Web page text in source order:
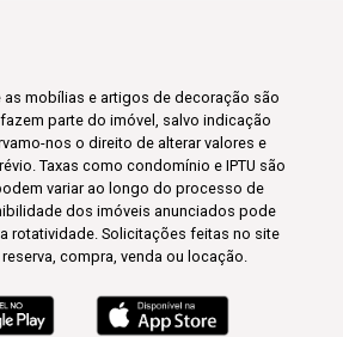
as mobílias e artigos de decoração são
parte do imóvel, salvo indicação
nos o direito de alterar valores e
Taxas como condomínio e IPTU são
variar ao longo do processo de
dos imóveis anunciados pode
rotatividade. Solicitações feitas no site
compra, venda ou locação.